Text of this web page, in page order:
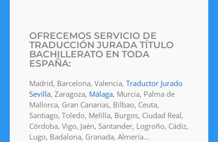
OFRECEMOS SERVICIO DE
TRADUCCIÓN JURADA TÍTULO
BACHILLERATO EN TODA
ESPAÑA:
Madrid, Barcelona, Valencia, Traductor Jurado
Sevilla, Zaragoza, Málaga, Murcia, Palma de
Mallorca, Gran Canarias, Bilbao, Ceuta,
Santiago, Toledo, Melilla, Burgos, Ciudad Real,
Córdoba, Vigo, Jaén, Santander, Logroño, Cádiz,
Lugo, Badalona, Granada, Almería…